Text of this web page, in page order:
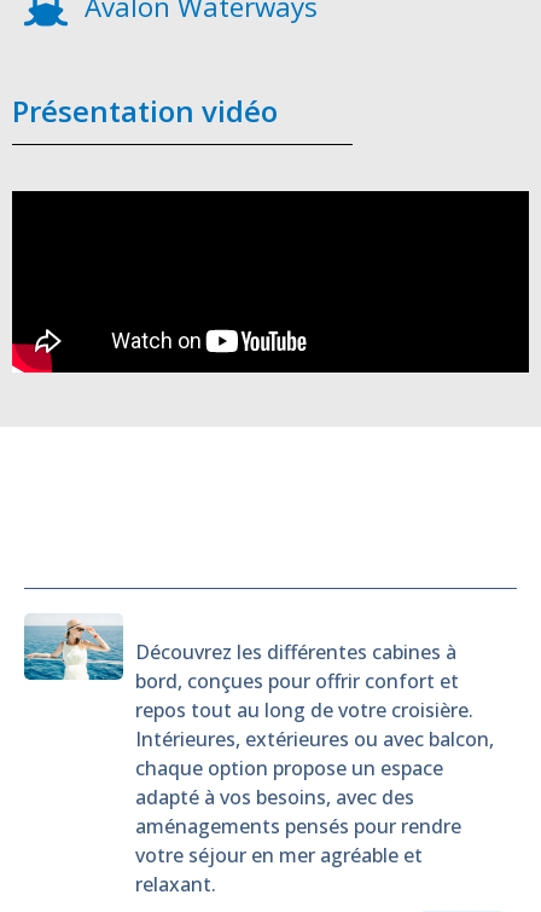
Présentation vidéo
Découvrez les différentes cabines à
bord, conçues pour offrir confort et
repos tout au long de votre croisière.
Intérieures, extérieures ou avec balcon,
chaque option propose un espace
adapté à vos besoins, avec des
aménagements pensés pour rendre
votre séjour en mer agréable et
relaxant.